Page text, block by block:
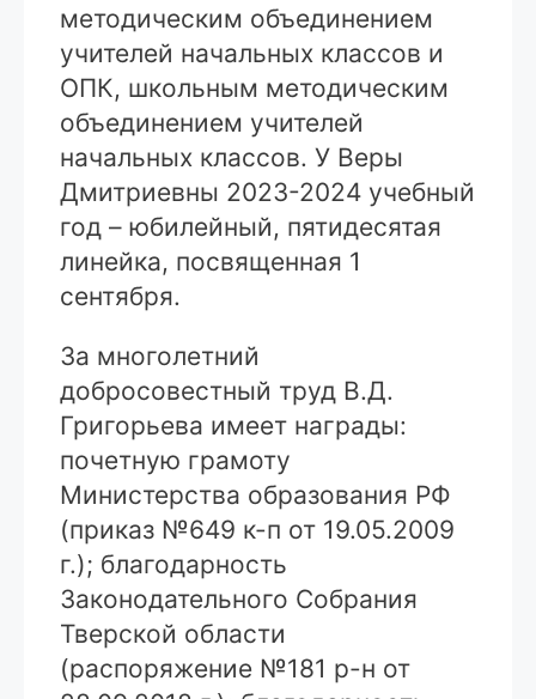
методическим объединением
учителей начальных классов и
ОПК, школьным методическим
объединением учителей
начальных классов. У Веры
Дмитриевны 2023-2024 учебный
год – юбилейный, пятидесятая
линейка, посвященная 1
сентября.
За многолетний
добросовестный труд В.Д.
Григорьева имеет награды:
почетную грамоту
Министерства образования РФ
(приказ №649 к-п от 19.05.2009
г.); благодарность
Законодательного Собрания
Тверской области
(распоряжение №181 р-н от